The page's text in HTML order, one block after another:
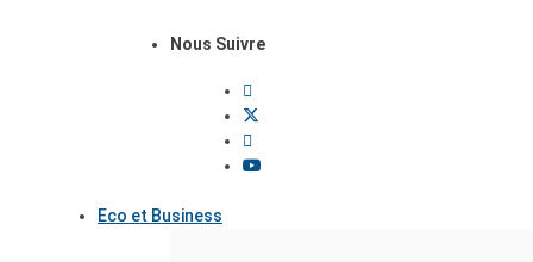
Nous Suivre
Eco et Business